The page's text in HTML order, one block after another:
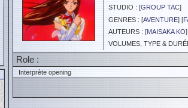
STUDIO : [GROUP TAC]
GENRES : [AVENTURE] [
AUTEURS : [MAISAKA KO
VOLUMES, TYPE &
Role :
Interprète opening